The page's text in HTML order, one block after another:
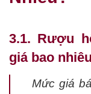
3.1. Rượu
giá bao
Mức giá